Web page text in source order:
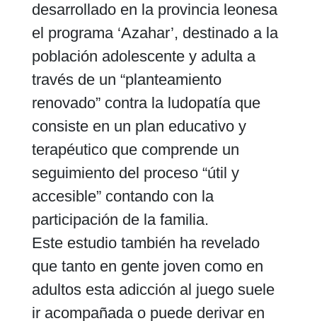
desarrollado en la provincia leonesa
el programa ‘Azahar’, destinado a la
población adolescente y adulta a
través de un “planteamiento
renovado” contra la ludopatía que
consiste en un plan educativo y
terapéutico que comprende un
seguimiento del proceso “útil y
accesible” contando con la
participación de la familia.
Este estudio también ha revelado
que tanto en gente joven como en
adultos esta adicción al juego suele
ir acompañada o puede derivar en